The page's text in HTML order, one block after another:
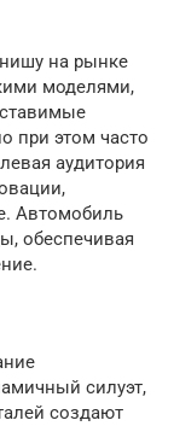
на рынке
моделями,
при этом часто
аудитория
Автомобиль
обеспечивая
силуэт,
создают